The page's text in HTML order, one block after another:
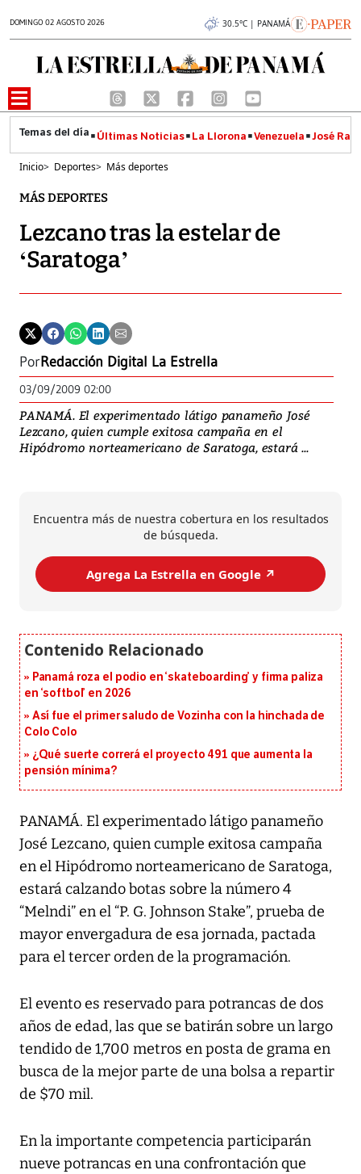
DOMINGO 02 AGOSTO 2026 30.5°C | PANAMÁ
Últimas Noticias La Llorona Venezuela José
Inicio> Deportes> Más deportes
MÁS DEPORTES
Lezcano tras la estelar de
‘Saratoga’
PorRedacción Digital La Estrella
03/09/2009 02:00
PANAMÁ. El experimentado látigo panameño José
Lezcano, quien cumple exitosa campaña en el
Hipódromo norteamericano de Saratoga, estará ...
Encuentra más de nuestra cobertura en los resultados
de búsqueda.
Agrega La Estrella en Google ↗️
Panamá roza el podio en ‘skateboarding’ y firma paliza
en ‘softbol’ en 2026
Así fue el primer saludo de Vozinha con la hinchada de
Colo Colo
¿Qué suerte correrá el proyecto 491 que aumenta la
pensión mínima?
PANAMÁ. El experimentado látigo panameño
José Lezcano, quien cumple exitosa campaña
en el Hipódromo norteamericano de Saratoga,
estará calzando botas sobre la número 4
“Melndi” en el “P. G. Johnson Stake”, prueba de
mayor envergadura de esa jornada, pactada
para el tercer orden de la programación.
El evento es reservado para potrancas de dos
años de edad, las que se batirán sobre un largo
tendido de 1,700 metros en posta de grama en
busca de la mejor parte de una bolsa a repartir
de $70 mil.
En la importante competencia participarán
nueve potrancas en una confrontación que